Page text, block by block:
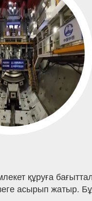
құруға
асырып жатыр.